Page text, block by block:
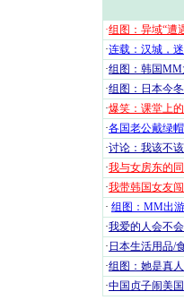
·组图：异域“遭
·连载：汉城，
·组图：韩国MM
·组图：日本今
·爆笑：课堂上
·各国老公戴绿
·讨论：我该不
·我与女房东的
·我带韩国女友
· 组图：MM出
·我爱的人会不
· 日本生活用品/
·组图：她是真
·中国贞子闹美国